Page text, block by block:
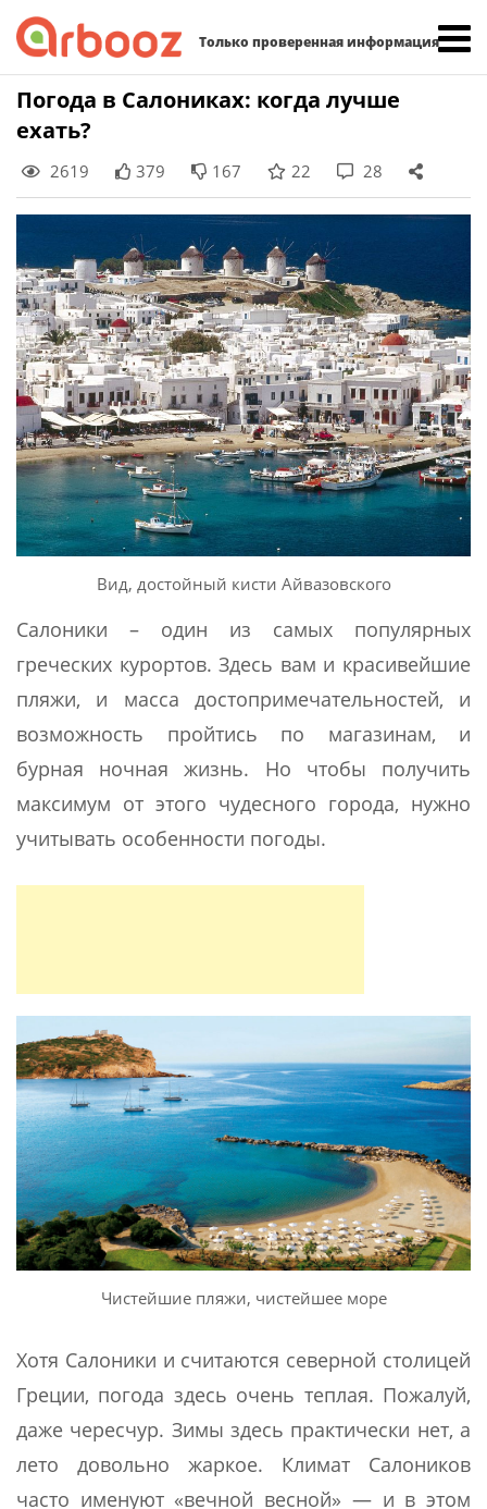
Только проверенная информация
Skip
Погода в Салониках: когда лучше
ехать?
2619 379 167 22 28
Вид, достойный кисти Айвазовского
Салоники – один из самых популярных
греческих курортов. Здесь вам и красивейшие
пляжи, и масса достопримечательностей, и
возможность пройтись по магазинам, и
бурная ночная жизнь. Но чтобы получить
максимум от этого чудесного города, нужно
учитывать особенности погоды.
Чистейшие пляжи, чистейшее море
Хотя Салоники и считаются северной столицей
Греции, погода здесь очень теплая. Пожалуй,
даже чересчур. Зимы здесь практически нет, а
лето довольно жаркое. Климат Салоников
часто именуют «вечной весной» — и в этом
Найти: